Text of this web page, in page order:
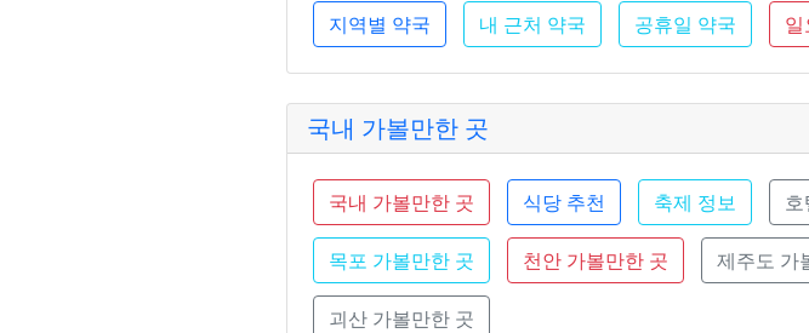
지역별 약국 내 근처 약국 공휴일 약국
국내 가볼만한 곳
국내 가볼만한 곳 식당 추천 축제 정보
목포 가볼만한 곳 천안 가볼만한 곳 제주도 가
괴산 가볼만한 곳